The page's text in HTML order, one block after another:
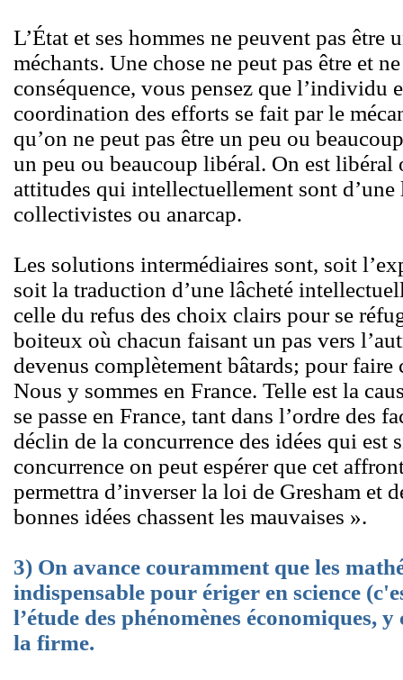
L’État et ses hommes ne peuvent pas être
méchants. Une chose ne peut pas être et
conséquence, vous pensez que l’individu
coordination des efforts se fait par le
qu’on ne peut pas être un peu ou
un peu ou beaucoup libéral. On est libéral
attitudes qui intellectuellement sont
collectivistes ou anarcap.
Les solutions intermédiaires sont, soit
soit la traduction d’une lâcheté
celle du refus des choix clairs pour se
boiteux où chacun faisant un pas vers
devenus complètement bâtards; pour
Nous y sommes en France. Telle est la
se passe en France, tant dans l’ordre des
déclin de la concurrence des idées qui est
concurrence on peut espérer que cet
permettra d’inverser la loi de Gresham et
bonnes idées chassent les mauvaises ».
3) On avance couramment que les
indispensable pour ériger en science
l’étude des phénomènes économiques,
la firme.